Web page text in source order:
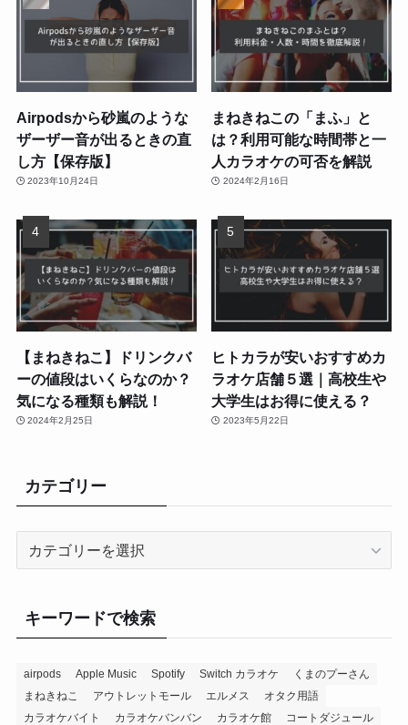
Airpodsから砂嵐のような
ザーザー音が出るときの直
し方【保存版】
2023年10月24日
まねきねこの「まふ」と
は？利用可能な時間帯と一
人カラオケの可否を解説
2024年2月16日
【まねきねこ】ドリンクバ
ーの値段はいくらなのか？
気になる種類も解説！
2024年2月25日
ヒトカラが安いおすすめカ
ラオケ店舗５選｜高校生や
大学生はお得に使える？
2023年5月22日
カテゴリー
キーワードで検索
airpods Apple Music Spotify Switch カラオケ
くまのプーさん
まねきねこ
アウトレットモール エルメス
オタク用語
カラオケバイト
カラオケバンバン カラオケ館 コートダジュール